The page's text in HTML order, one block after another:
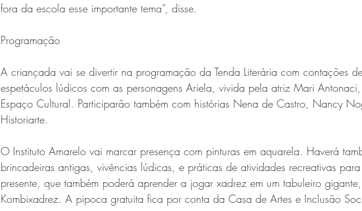
fora da escola esse importante tema”, disse.
Programação
A criançada vai se divertir na programação da Tenda Literária com contações
espetáculos lúdicos com as personagens Ariela, vivida pela atriz Mari
Espaço Cultural. Participarão também com histórias Nena de Castro, Nancy
Historiarte.
O Instituto Amarelo vai marcar presença com pinturas em aquarela. Haverá
brincadeiras antigas, vivências lúdicas, e práticas de atividades recreativas
presente, que também poderá aprender a jogar xadrez em um tabuleiro
Kombixadrez. A pipoca gratuita fica por conta da Casa de Artes e Inclusão